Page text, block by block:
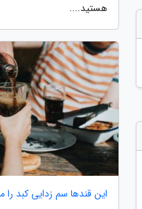
هستید....
این قندها سم زدایی کبد